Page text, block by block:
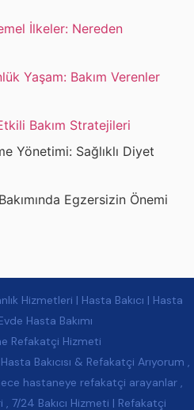
İlkeler: Nereden
Yaşam: Bakım Verenler
Bakım Stratejileri
Yönetimi: Sağlıklı Diyet
Egzersizin Önemi
Hizmetleri | Hasta Bakıcı | Hasta
Hasta Bakımı
Refakatçi Hizmeti
Bakıcısı & Refakatçi Arıyorum ,
hastaneye refakatçi arayanlar ,
7/24 Bakıcı Hizmeti | Refakatçi